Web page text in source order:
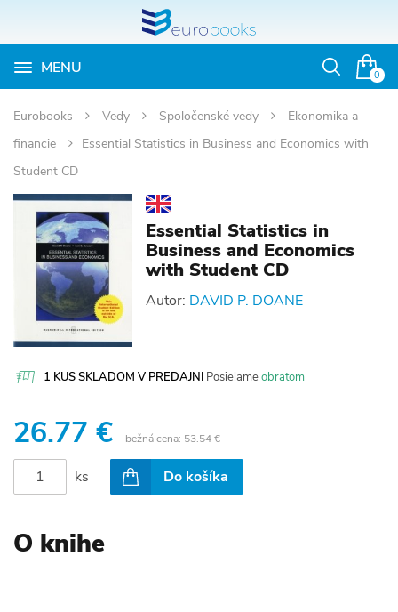
0
MENU
Otvoriť
Eurobooks Vedy Spoločenské vedy
Ekonomika a
financie
Essential Statistics in Business and Economics with
Student CD
Essential Statistics in
Business and Economics
with Student CD
Autor: DAVID P. DOANE
1 KUS SKLADOM V PREDAJNI Posielameobratom
26.77 € bežná cena: 53.54 €
ks Do košíka
O knihe